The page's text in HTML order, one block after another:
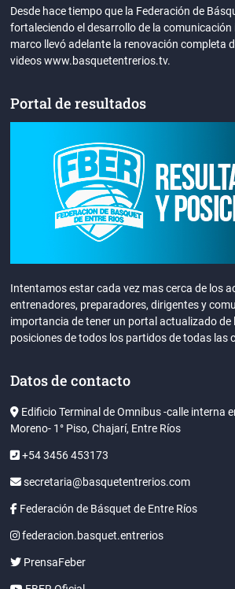
Desde hace tiempo que la Federación de
fortaleciendo el desarrollo de la comunicación
marco llevó adelante la renovación completa
videos www.basquetentrerios.tv.
Portal de resultados
Intentamos estar cada vez mas cerca de los
entrenadores, preparadores, dirigentes y
importancia de tener un portal actualizado de
posiciones de todos los partidos de todas las
Datos de contacto
Edificio Terminal de Omnibus -calle interna
Moreno- 1° Piso, Chajarí, Entre Ríos
+54 3456 453173
secretaria@basquetentrerios.com
Federación de Básquet de Entre Ríos
federacion.basquet.entrerios
PrensaFeber